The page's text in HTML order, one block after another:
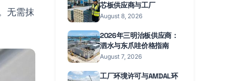
无需抹
芯板供应商与工厂
August 8, 2026
2026年三明治板供应商：
泗水与东爪哇价格指南
August 7, 2026
工厂环境许可与AMDAL环